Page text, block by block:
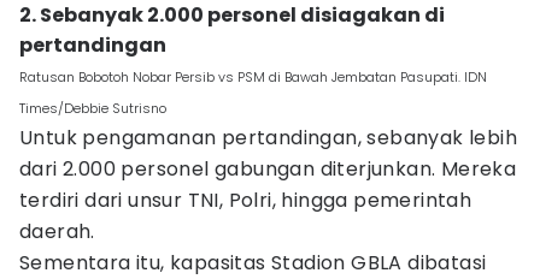
2. Sebanyak 2.000 personel disiagakan di
pertandingan
Ratusan Bobotoh Nobar Persib vs PSM di Bawah Jembatan Pasupati. IDN
Times/Debbie Sutrisno
Untuk pengamanan pertandingan, sebanyak lebih
dari 2.000 personel gabungan diterjunkan. Mereka
terdiri dari unsur TNI, Polri, hingga pemerintah
daerah.
Sementara itu, kapasitas Stadion GBLA dibatasi